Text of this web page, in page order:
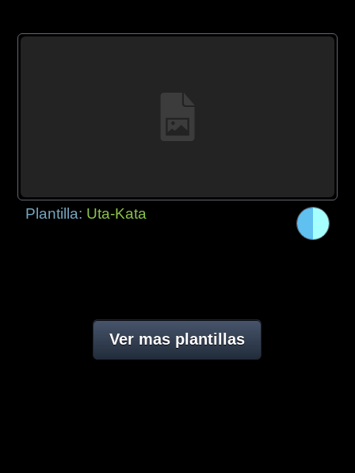
Plantilla: Uta-Kata
Ver mas plantillas